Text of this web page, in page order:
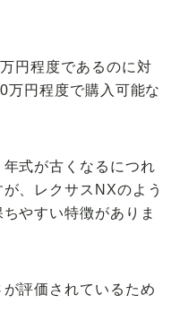
円程度であるのに対
万円程度で購入可能な
式が古くなるにつれ
、レクサスNXのよう
やすい特徴がありま
評価されているため